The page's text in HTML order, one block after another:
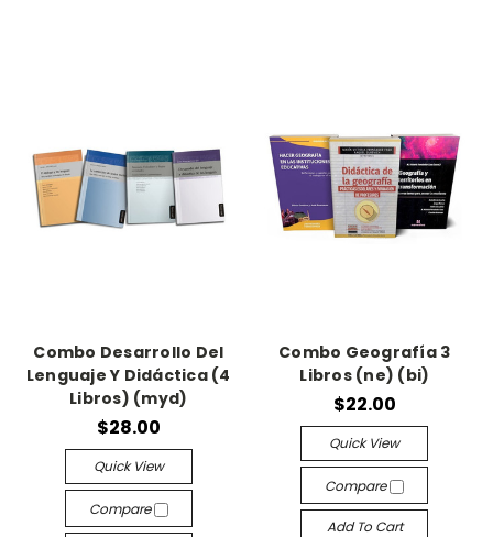
Combo Desarrollo Del
Lenguaje Y Didáctica (4
Libros) (myd)
$28.00
Quick View
Compare
Combo Geografía 3
Libros (ne) (bi)
$22.00
Quick View
Compare
Add To Cart